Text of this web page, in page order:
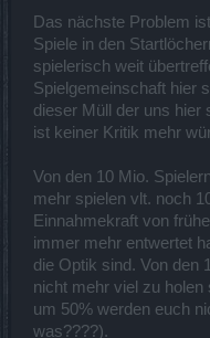
Das nächste Problem
Spiele in den
spielerisch weit
Spielgemeinschaft hier
dieser Müll der uns hier
ist keiner Kritik mehr
Von den 10 Mio.
mehr spielen vlt. noch
Einnahmekraft von
immer mehr entwertet
die Optik sind. Von den
nicht mehr viel zu holen
um 50% werden euch
was????).